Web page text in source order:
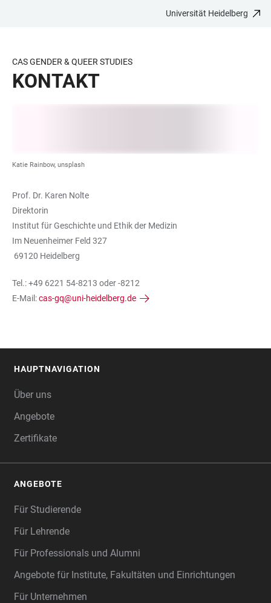
BARRIEREFREIHEIT
Universität Heidelberg
CAS GENDER & QUEER STUDIES
KONTAKT
Katie Rainbow, unsplash
Prof. Dr. Karen Nolte
Direktorin
Institut für Geschichte und Ethik der Medizin
Im Neuenheimer Feld 327
69120 Heidelberg
Tel.: +49 6221 54-8213 oder -8212
E-Mail:cas-gq@uni-heidelberg.de
HAUPTNAVIGATION
Über uns
Angebote
Zertifikate
ANGEBOTE
Für Studierende
Für Lehrende
Für Professionals und Alumni
Angebote für Institute, Fakultäten und Einrichtungen
Für Unternehmen